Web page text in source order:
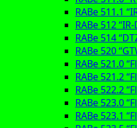
RABe 511.1
RABe 512
RABe 514
RABe 520
RABe 521.0
RABe 521.2
RABe 522.2
RABe 523.0
RABe 523.1